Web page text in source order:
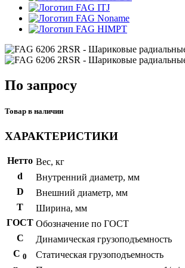
ITJ
Noname
HIMPT
По запросу
Товар в наличии
ХАРАКТЕРИСТИКИ
Нетто Вес, кг
d
Внутренний диаметр, мм
D
Внешний диаметр, мм
T
Ширина, мм
ГОСТ Обозначение по ГОСТ
C
Динамическая грузоподъемность
С 0 Статическая грузоподъемность